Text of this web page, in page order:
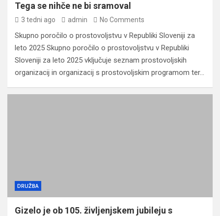
Tega se nihče ne bi sramoval
3 tedni ago admin No Comments
Skupno poročilo o prostovoljstvu v Republiki Sloveniji za
leto 2025 Skupno poročilo o prostovoljstvu v Republiki
Sloveniji za leto 2025 vključuje seznam prostovoljskih
organizacij in organizacij s prostovoljskim programom ter…
DRUŽBA
Gizelo je ob 105. življenjskem jubileju s